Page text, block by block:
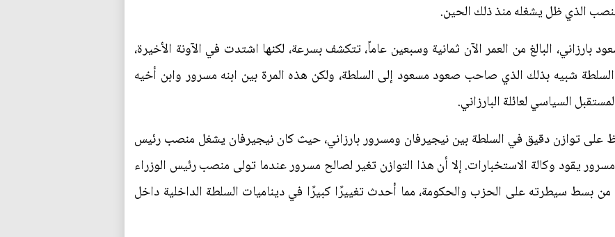
الذي ظل يشغله منذ ذلك الحين.
البالغ من العمر الآن ثمانية وسبعين عاماً، تتكشف بسرعة، لكنها اشتدت في الآونة الأخيرة،
شبيه بذلك الذي صاحب صعود مسعود إلى السلطة، ولكن هذه المرة بين ابنه مسرور وابن أخيه
السياسي لعائلة البارزاني.
توازن دقيق في السلطة بين نيجيرفان ومسرور بارزاني، حيث كان نيجيرفان يشغل منصب رئيس
يقود وكالة الاستخبارات. إلا أن هذا التوازن تغير لصالح مسرور عندما تولى منصب رئيس الوزراء
المنصب من بسط سيطرته على الحزب والحكومة، مما أحدث تغييرًا كبيرًا في ديناميات السلطة الداخلية داخل